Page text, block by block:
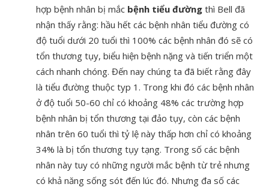
hợp bệnh nhân bị mắc bệnh tiểu đường thì Bell đã
nhận thấy rằng: hầu hết các bệnh nhân tiểu đường có
độ tuổi dưới 20 tuổi thì 100% các bệnh nhân đó sẽ có
tổn thương tụy, biểu hiện bệnh nặng và tiến triển một
cách nhanh chóng. Đến nay chúng ta đã biết rằng đây
là tiểu đường thuộc typ 1. Trong khi đó các bệnh nhân
ở độ tuổi 50-60 chỉ có khoảng 48% các trường hợp
bệnh nhân bị tổn thương tại đảo tụy, còn các bệnh
nhân trên 60 tuổi thì tỷ lệ này thấp hơn chỉ có khoảng
34% là bị tổn thương tụy tạng. Trong số các bệnh
nhân này tuy có những người mắc bệnh từ trẻ nhưng
có khả năng sống sót đến lúc đó. Nhưng đa số các